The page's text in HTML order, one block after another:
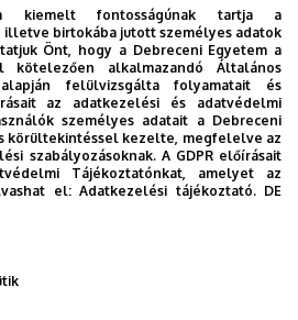
tér 1
épület
kiemelt fontosságúnak tartja a
birtokába jutott személyes adatok
Önt, hogy a Debreceni Egyetem a
kötelezően alkalmazandó Általános
felülvizsgálta folyamatait és
az adatkezelési és adatvédelmi
személyes adatait a Debreceni
körültekintéssel kezelte, megfelelve az
szabályozásoknak. A GDPR előírásait
Tájékoztatónkat, amelyet az
el:Adatkezelési tájékoztató. DE